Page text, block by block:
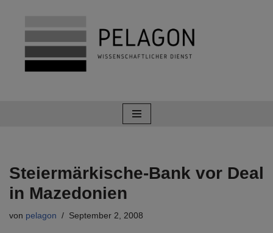
Zum
Inhalt
springen
Steiermärkische-Bank vor Deal
in Mazedonien
von pelagon September 2, 2008